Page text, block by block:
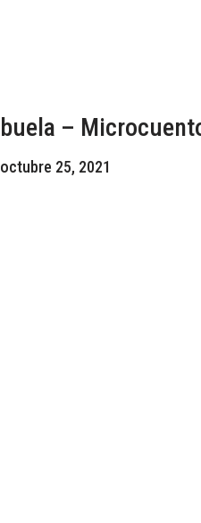
–
octubre 25, 2021